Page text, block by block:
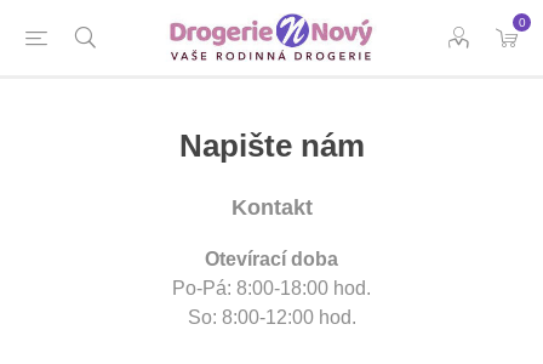
0
Napište nám
Kontakt
Otevírací doba
Po-Pá: 8:00-18:00 hod.
So: 8:00-12:00 hod.